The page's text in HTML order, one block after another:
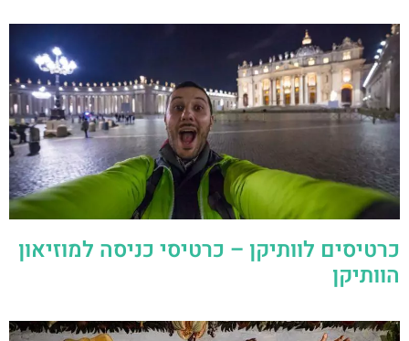
כרטיסים לוותיקן – כרטיסי כניסה למוזיאון
הוותיקן